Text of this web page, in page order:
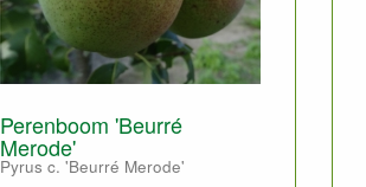
Perenboom 'Beurré
Merode'
Pyrus c. 'Beurré Merode'